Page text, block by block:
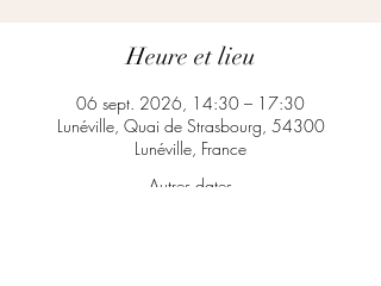
Heure et lieu
06 sept. 2026, 14:30 – 17:30
Lunéville, Quai de Strasbourg, 54300
Lunéville, France
Autres dates